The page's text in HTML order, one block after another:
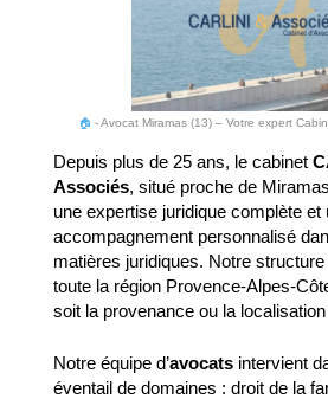
🏠 -Avocat Miramas (13) – Votre expert
Depuis plus de 25 ans, le cabinet
Associés, situé proche de
une expertise juridique complète et
accompagnement personnalisé
matières juridiques. Notre
toute la région Provence-Alpes-
soit la provenance ou la
Notre équipe d’avocatsintervient
éventail de domaines : droit de la